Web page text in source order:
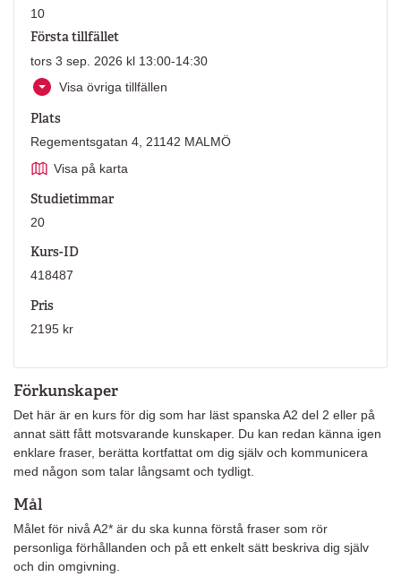
Förkunskaper
Det här är en kurs för dig som har läst spanska A2 del 2 eller på
annat sätt fått motsvarande kunskaper. Du kan redan känna igen
enklare fraser, berätta kortfattat om dig själv och kommunicera
med någon som talar långsamt och tydligt.
Mål
Målet för nivå A2* är du ska kunna förstå fraser som rör
personliga förhållanden och på ett enkelt sätt beskriva dig själv
och din omgivning.
10
Första tillfället
tors 3 sep. 2026 kl 13:00-14:30
Visa övriga tillfällen
Plats
Regementsgatan 4, 21142 MALMÖ
Visa på karta
Studietimmar
20
Kurs-ID
418487
Pris
2195 kr